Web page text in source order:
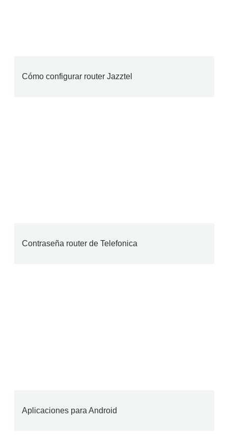
Cómo configurar router Jazztel
Contraseña router de Telefonica
Aplicaciones para Android